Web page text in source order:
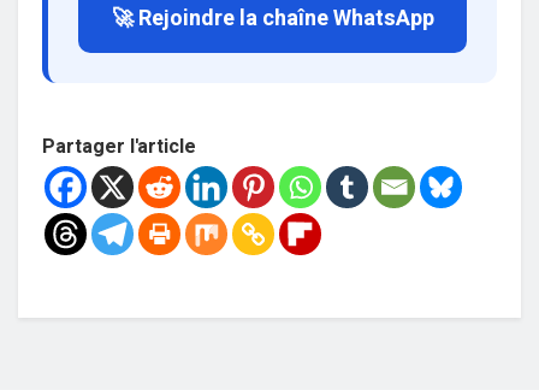
🚀 Rejoindre la chaîne WhatsApp
Partager l'article